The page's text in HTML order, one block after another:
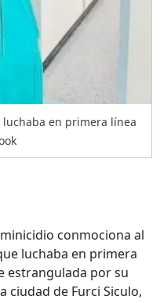
luchaba en primera línea
conmociona al
luchaba en primera
estrangulada por su
ciudad de Furci Siculo,